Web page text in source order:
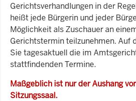
Gerichtsverhandlungen in der
heißt jede Bürgerin und jeder
Möglichkeit als Zuschauer an
Gerichtstermin teilzunehmen. Auf
Sie tagesaktuell die im
stattfindenden Termine.
Maßgeblich ist nur der Aushang
Sitzungssaal.